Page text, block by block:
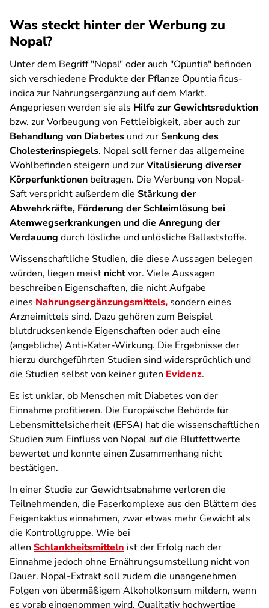
Was steckt hinter der Werbung zu
Nopal?
Unter dem Begriff "Nopal" oder auch "Opuntia" befinden
sich verschiedene Produkte der Pflanze Opuntia ficus-
indica zur Nahrungsergänzung auf dem Markt.
Angepriesen werden sie als Hilfe zur Gewichtsreduktion
bzw. zur Vorbeugung von Fettleibigkeit, aber auch zur
Behandlung von Diabetes und zurSenkung des
Cholesterinspiegels. Nopal soll ferner das allgemeine
Wohlbefinden steigern und zurVitalisierung diverser
Körperfunktionen beitragen. Die Werbung von Nopal-
Saft verspricht außerdem die Stärkung der
Abwehrkräfte, Förderung der Schleimlösung bei
Atemwegserkrankungen und die Anregung der
Verdauung durch lösliche und unlösliche Ballaststoffe.
Wissenschaftliche Studien, die diese Aussagen belegen
würden, liegen meist nichtvor. Viele Aussagen
beschreiben Eigenschaften, die nicht Aufgabe
eines Nahrungsergänzungsmittels, sondern eines
Arzneimittels sind. Dazu gehören zum Beispiel
blutdrucksenkende Eigenschaften oder auch eine
(angebliche) Anti-Kater-Wirkung. Die Ergebnisse der
hierzu durchgeführten Studien sind widersprüchlich und
die Studien selbst von keiner guten Evidenz.
Es ist unklar, ob Menschen mit Diabetes von der
Einnahme profitieren. Die Europäische Behörde für
Lebensmittelsicherheit (EFSA) hat die wissenschaftlichen
Studien zum Einfluss von Nopal auf die Blutfettwerte
bewertet und konnte einen Zusammenhang nicht
bestätigen.
In einer Studie zur Gewichtsabnahme verloren die
Teilnehmenden, die Faserkomplexe aus den Blättern des
Feigenkaktus einnahmen, zwar etwas mehr Gewicht als
die Kontrollgruppe. Wie bei
allen Schlankheitsmitteln ist der Erfolg nach der
Einnahme jedoch ohne Ernährungsumstellung nicht von
Dauer. Nopal-Extrakt soll zudem die unangenehmen
Folgen von übermäßigem Alkoholkonsum mildern, wenn
es vorab eingenommen wird. Qualitativ hochwertige